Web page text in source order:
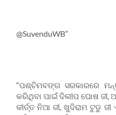
@SuvenduWB”
“ପଶ୍ଚିମବଙ୍ଗ ସରକାରରେ
କରିଥିବା ପାଇଁ ଦିଲୀପ ଘୋଷ
କୀର୍ତ୍ତ ନିଆ ଜୀ, ଖୁଦିରାମ ଟୁଡୁ